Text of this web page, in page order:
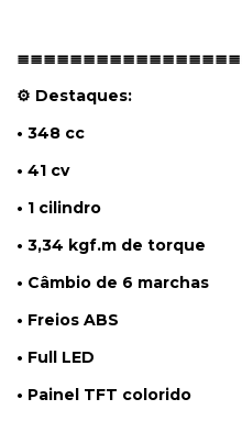
⚙ Destaques:
• 348 cc
• 41 cv
• 1 cilindro
• 3,34 kgf.m de torque
• Câmbio de 6 marchas
• Freios ABS
• Full LED
• Painel TFT colorido